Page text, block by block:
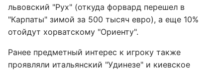
львовский "Рух" (откуда форвард перешел в
"Карпаты" зимой за 500 тысяч евро), а еще 10%
отойдут хорватскому "Ориенту".
Ранее предметный интерес к игроку также
проявляли итальянский "Удинезе" и киевское